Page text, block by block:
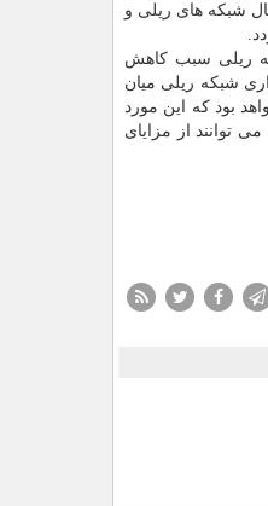
شبكه های ریلی و
ریلی سبب كاهش
شبكه ریلی میان
بود كه این مورد
توانند از مزایای